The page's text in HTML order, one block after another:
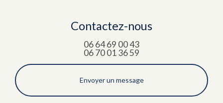
Contactez-nous
06 64 69 00 43
06 70 01 36 59
Envoyer un message